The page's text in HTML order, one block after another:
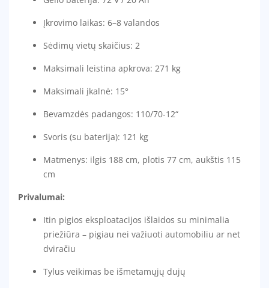
Įkrovimo laikas: 6–8 valandos
Sėdimų vietų skaičius: 2
Maksimali leistina apkrova: 271 kg
Maksimali įkalnė: 15°
Bevamzdės padangos: 110/70-12“
Svoris (su baterija): 121 kg
Matmenys: ilgis 188 cm, plotis 77 cm, aukštis 115
cm
Privalumai:
Itin pigios eksploatacijos išlaidos su minimalia
priežiūra – pigiau nei važiuoti automobiliu ar net
dviračiu
Tylus veikimas be išmetamųjų dujų